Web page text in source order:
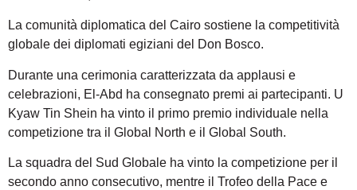
La comunità diplomatica del Cairo sostiene la competitività
globale dei diplomati egiziani del Don Bosco.
Durante una cerimonia caratterizzata da applausi e
celebrazioni, El-Abd ha consegnato premi ai partecipanti. U
Kyaw Tin Shein ha vinto il primo premio individuale nella
competizione tra il Global North e il Global South.
La squadra del Sud Globale ha vinto la competizione per il
secondo anno consecutivo, mentre il Trofeo della Pace e